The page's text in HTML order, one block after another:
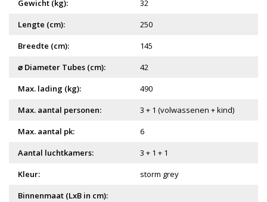
Gewicht (kg):
32
Lengte (cm):
250
Breedte (cm):
145
⌀ Diameter Tubes (cm):
42
Max. lading (kg):
490
Max. aantal personen:
3 + 1 (volwassenen + kind)
Max. aantal pk:
6
Aantal luchtkamers:
3 + 1 + 1
Kleur:
storm grey
Binnenmaat (LxB in cm):